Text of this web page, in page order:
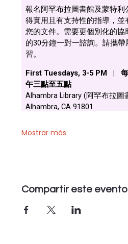
Mostrar más
Compartir este evento